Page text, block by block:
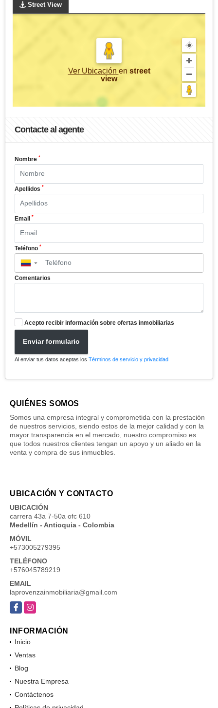
Street View
Ver Ubicación en street
view
Contacte al agente
Nombre *
Apellidos *
Email *
Teléfono *
▼
Comentarios
Acepto recibir información sobre ofertas inmobiliarias
Enviar formulario
Al enviar tus datos aceptas los Términos de servicio y privacidad
QUIÉNES SOMOS
Somos una empresa integral y comprometida con la prestación
de nuestros servicios, siendo estos de la mejor calidad y con la
mayor transparencia en el mercado, nuestro compromiso es
que todos nuestros clientes tengan un apoyo y un aliado en la
venta y compra de sus inmuebles.
UBICACIÓN Y CONTACTO
UBICACIÓN
carrera 43a 7-50a ofc 610
Medellín - Antioquia - Colombia
MÓVIL
+573005279395
TELÉFONO
+576045789219
EMAIL
laprovenzainmobiliaria@gmail.com
FacebookInstagram
INFORMACIÓN
Inicio
Ventas
Blog
Nuestra Empresa
Contáctenos